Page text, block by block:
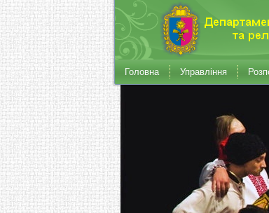
Головна Управління